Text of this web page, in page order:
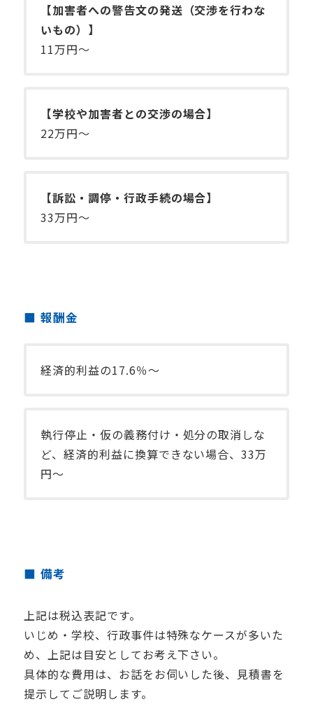
【加害者への警告文の発送（交渉を行わな
いもの）】
11万円～
【学校や加害者との交渉の場合】
22万円～
【訴訟・調停・行政手続の場合】
33万円～
報酬金
経済的利益の17.6％～
執行停止・仮の義務付け・処分の取消しな
ど、経済的利益に換算できない場合、33万
円～
備考
上記は税込表記です。
いじめ・学校、行政事件は特殊なケースが多いた
め、上記は目安としてお考え下さい。
具体的な費用は、お話をお伺いした後、見積書を
提示してご説明します。